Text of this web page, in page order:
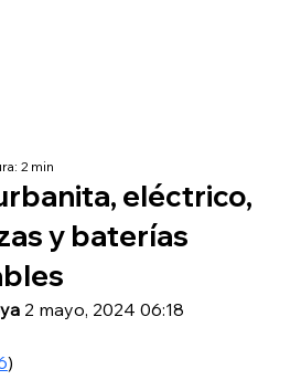
eléctrico,
y baterías
2 min
2 mayo, 2024 06:18
)